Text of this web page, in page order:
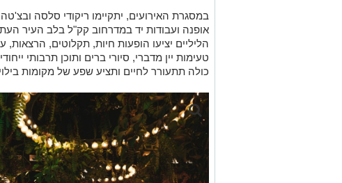
במסגרת האירועים, יתקיימו ריקודי סלסה
אופנה ועבודות יד במדרחוב קק"ל בלב העיר
הליליים יציעו הופעות חיות, תקלוטים,
טעימות יין מדברי, סיורי ברים ותוכן תרבותי
כולה תתעורר לחיים ותציע שפע של מקומות בילוי